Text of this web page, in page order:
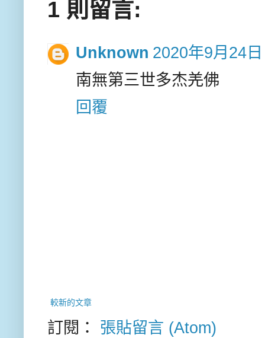
1 則留言:
Unknown 2020年9月24
南無第三世多杰羌佛
回覆
較新的文章
訂閱： 張貼留言 (Atom)